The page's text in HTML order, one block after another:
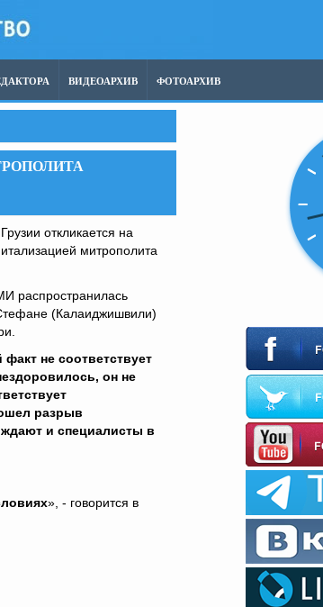
ВИДЕОАРХИВ ФОТОАРХИВ
откликается на
митрополита
распространилась
(Калаиджишвили)
не соответствует
он не
разрыв
и специалисты в
», - говорится в